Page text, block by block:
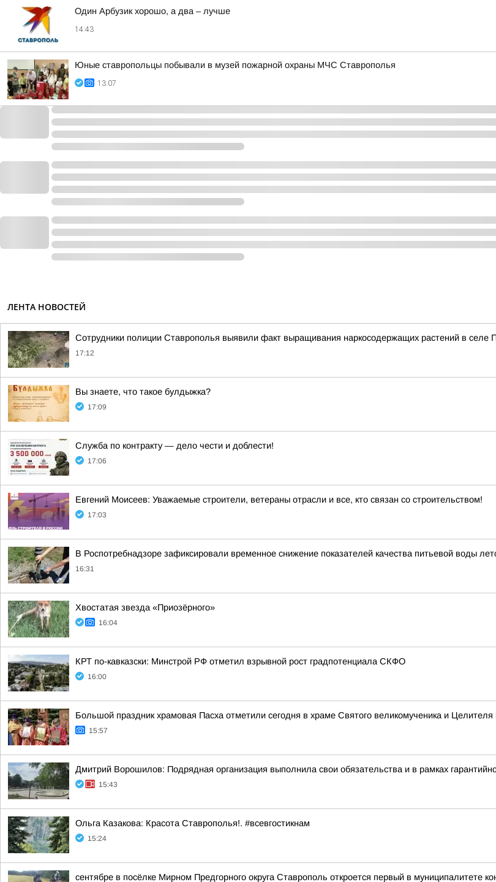
Один Арбузик хорошо, а два – лучше
14:43
Юные ставропольцы побывали в музей пожарной охраны МЧС Ставрополья
13:07
ЛЕНТА НОВОСТЕЙ
Сотрудники полиции Ставрополья выявили факт выращивания наркосодержащих растений в селе
17:12
Вы знаете, что такое булдыжка?
17:09
Служба по контракту — дело чести и доблести!
17:06
Евгений Моисеев: Уважаемые строители, ветераны отрасли и все, кто связан со строительством!
17:03
В Роспотребнадзоре зафиксировали временное снижение показателей качества питьевой воды
16:31
Хвостатая звезда «Приозёрного»
16:04
КРТ по-кавказски: Минстрой РФ отметил взрывной рост градпотенциала СКФО
16:00
Большой праздник храмовая Пасха отметили сегодня в храме Святого великомученика и
15:57
Дмитрий Ворошилов: Подрядная организация выполнила свои обязательства и в рамках
15:43
Ольга Казакова: Красота Ставрополья!. #всевгостикнам
15:24
сентябре в посёлке Мирном Предгорного округа Ставрополь откроется первый в муниципалитете